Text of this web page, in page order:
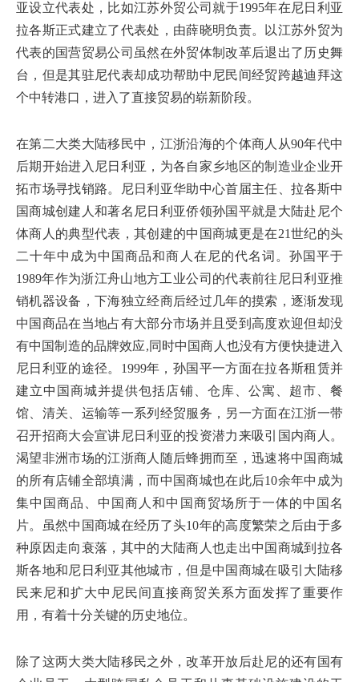
亚设立代表处，比如江苏外贸公司就于1995年在尼日利亚
拉各斯正式建立了代表处，由薛晓明负责。以江苏外贸为
代表的国营贸易公司虽然在外贸体制改革后退出了历史舞
台，但是其驻尼代表却成功帮助中尼民间经贸跨越迪拜这
个中转港口，进入了直接贸易的崭新阶段。
在第二大类大陆移民中，江浙沿海的个体商人从90年代中
后期开始进入尼日利亚，为各自家乡地区的制造业企业开
拓市场寻找销路。尼日利亚华助中心首届主任、拉各斯中
国商城创建人和著名尼日利亚侨领孙国平就是大陆赴尼个
体商人的典型代表，其创建的中国商城更是在21世纪的头
二十年中成为中国商品和商人在尼的代名词。孙国平于
1989年作为浙江舟山地方工业公司的代表前往尼日利亚推
销机器设备，下海独立经商后经过几年的摸索，逐渐发现
中国商品在当地占有大部分市场并且受到高度欢迎但却没
有中国制造的品牌效应,同时中国商人也没有方便快捷进入
尼日利亚的途径。1999年，孙国平一方面在拉各斯租赁并
建立中国商城并提供包括店铺、仓库、公寓、超市、餐
馆、清关、运输等一系列经贸服务，另一方面在江浙一带
召开招商大会宣讲尼日利亚的投资潜力来吸引国内商人。
渴望非洲市场的江浙商人随后蜂拥而至，迅速将中国商城
的所有店铺全部填满，而中国商城也在此后10余年中成为
集中国商品、中国商人和中国商贸场所于一体的中国名
片。虽然中国商城在经历了头10年的高度繁荣之后由于多
种原因走向衰落，其中的大陆商人也走出中国商城到拉各
斯各地和尼日利亚其他城市，但是中国商城在吸引大陆移
民来尼和扩大中尼民间直接商贸关系方面发挥了重要作
用，有着十分关键的历史地位。
除了这两大类大陆移民之外，改革开放后赴尼的还有国有